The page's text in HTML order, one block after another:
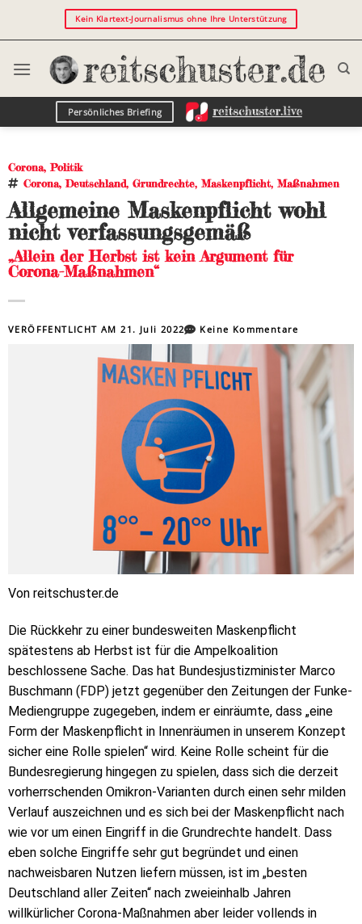
Kein Klartext-Journalismus ohne Ihre Unterstützung
Persönliches Briefing
Corona,Politik
Corona,Deutschland, Grundrechte, Maskenpflicht, Maßnahmen
Allgemeine Maskenpflicht wohl
nicht verfassungsgemäß
„Allein der Herbst ist kein Argument für
Corona-Maßnahmen“
VERÖFFENTLICHT AM21. Juli 2022 Keine Kommentare
Von reitschuster.de
Die Rückkehr zu einer bundesweiten Maskenpflicht
spätestens ab Herbst ist für die Ampelkoalition
beschlossene Sache. Das hat Bundesjustizminister Marco
Buschmann (FDP) jetzt gegenüber den Zeitungen der Funke-
Mediengruppe zugegeben, indem er einräumte, dass „eine
Form der Maskenpflicht in Innenräumen in unserem Konzept
sicher eine Rolle spielen“ wird. Keine Rolle scheint für die
Bundesregierung hingegen zu spielen, dass sich die derzeit
vorherrschenden Omikron-Varianten durch einen sehr milden
Verlauf auszeichnen und es sich bei der Maskenpflicht nach
wie vor um einen Eingriff in die Grundrechte handelt. Dass
eben solche Eingriffe sehr gut begründet und einen
nachweisbaren Nutzen liefern müssen, ist im „besten
Deutschland aller Zeiten“ nach zweieinhalb Jahren
willkürlicher Corona-Maßnahmen aber leider vollends in